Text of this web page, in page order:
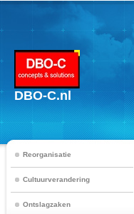
DBO-C.nl
Reorganisatie
Cultuurverandering
Ontslagzaken